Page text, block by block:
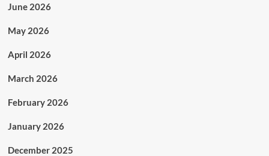
June 2026
May 2026
April 2026
March 2026
February 2026
January 2026
December 2025